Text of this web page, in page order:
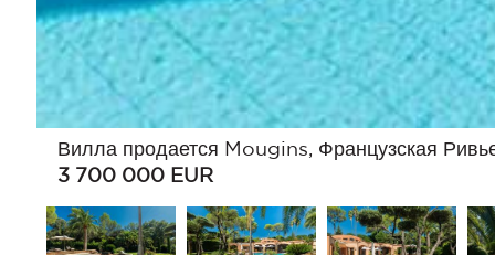
Вилла продается Mougins, Французская
3 700 000 EUR